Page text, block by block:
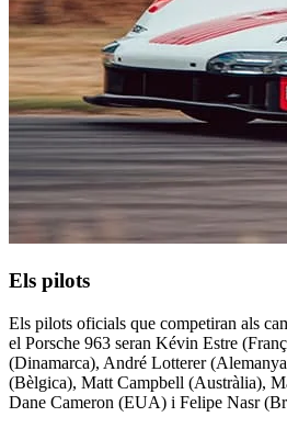
Els pilots
Els pilots oficials que competiran als
el Porsche 963 seran Kévin Estre
(Dinamarca), André Lotterer
(Bèlgica), Matt Campbell (Austràlia),
Dane Cameron (EUA) i Felipe Nasr